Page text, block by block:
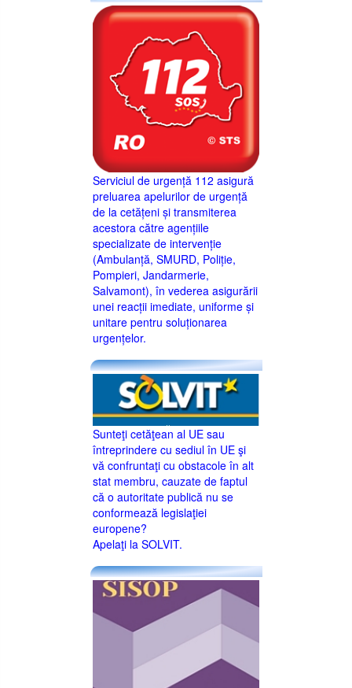
Serviciul de urgență 112 asigură
preluarea apelurilor de urgență
de la cetățeni și transmiterea
acestora către agențiile
specializate de intervenție
(Ambulanță, SMURD, Poliție,
Pompieri, Jandarmerie,
Salvamont), în vederea asigurării
unei reacții imediate, uniforme și
unitare pentru soluționarea
urgențelor.
Sunteţi cetăţean al UE sau
întreprindere cu sediul în UE şi
vă confruntaţi cu obstacole în alt
stat membru, cauzate de faptul
că o autoritate publică nu se
conformează legislaţiei
europene?
Apelaţi la SOLVIT.